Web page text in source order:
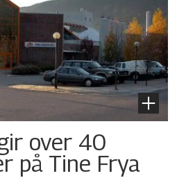
over 40
på Tine Frya